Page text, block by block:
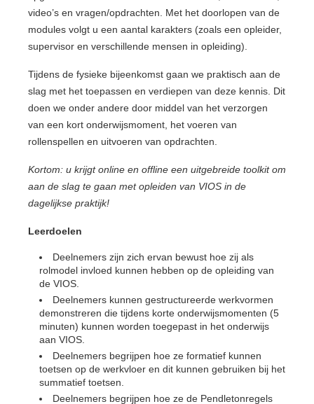
video’s en vragen/opdrachten. Met het doorlopen van de
modules volgt u een aantal karakters (zoals een opleider,
supervisor en verschillende mensen in opleiding).
Tijdens de fysieke bijeenkomst gaan we praktisch aan de
slag met het toepassen en verdiepen van deze kennis. Dit
doen we onder andere door middel van het verzorgen
van een kort onderwijsmoment, het voeren van
rollenspellen en uitvoeren van opdrachten.
Kortom: u krijgt online en offline een uitgebreide toolkit om
aan de slag te gaan met opleiden van VIOS in de
dagelijkse praktijk!
Leerdoelen
Deelnemers zijn zich ervan bewust hoe zij als
rolmodel invloed kunnen hebben op de opleiding van
de VIOS.
Deelnemers kunnen gestructureerde werkvormen
demonstreren die tijdens korte onderwijsmomenten (5
minuten) kunnen worden toegepast in het onderwijs
aan VIOS.
Deelnemers begrijpen hoe ze formatief kunnen
toetsen op de werkvloer en dit kunnen gebruiken bij het
summatief toetsen.
Deelnemers begrijpen hoe ze de Pendletonregels